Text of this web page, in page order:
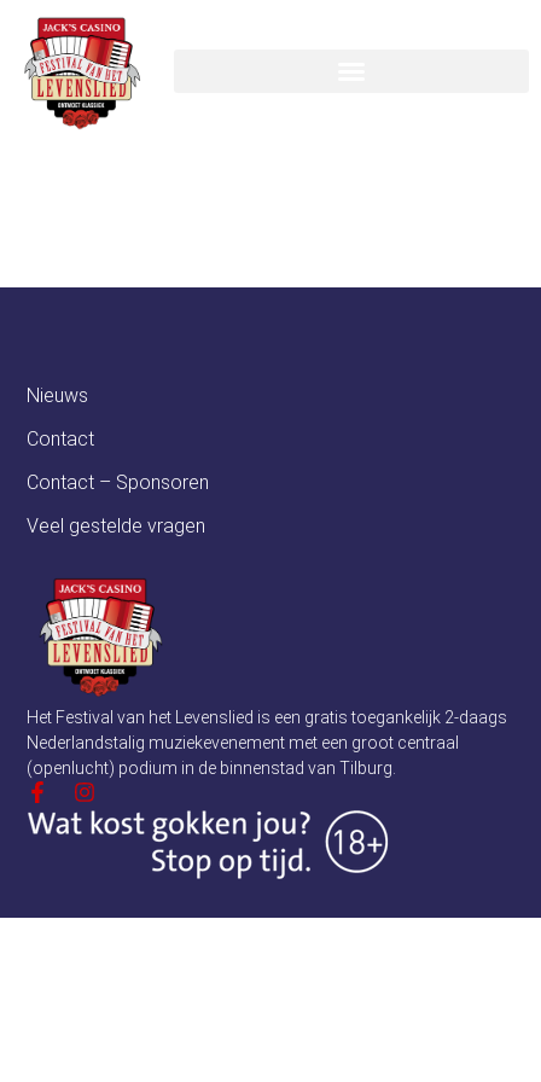
Het Festival van het Levenslied is een gratis toegankelijk 2-daags
Nederlandstalig muziekevenement met een groot centraal
(openlucht) podium in de binnenstad van Tilburg.
Nieuws
Contact
Contact – Sponsoren
Veel gestelde vragen